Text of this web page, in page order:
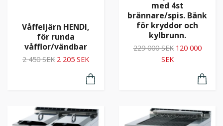
Våffeljärn HENDI,
för runda
våfflor/vändbar
2 450 SEK 2 205 SEK
med 4st
brännare/spis. Bänk
för kryddor och
kylbrunn.
229 000 SEK 120 000
SEK